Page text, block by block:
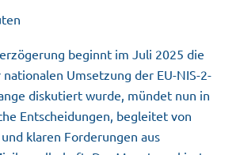
beginnt im Juli 2025 die
Umsetzung der EU-NIS-2-
diskutiert wurde, mündet nun in
Entscheidungen, begleitet von
klaren Forderungen aus